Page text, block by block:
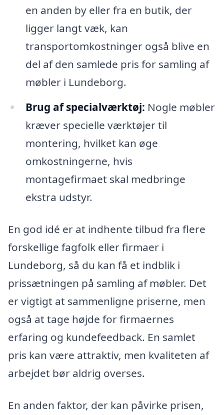
en anden by eller fra en butik, der
ligger langt væk, kan
transportomkostninger også blive en
del af den samlede pris for samling af
møbler i Lundeborg.
Brug af specialværktøj: Nogle møbler
kræver specielle værktøjer til
montering, hvilket kan øge
omkostningerne, hvis
montagefirmaet skal medbringe
ekstra udstyr.
En god idé er at indhente tilbud fra flere
forskellige fagfolk eller firmaer i
Lundeborg, så du kan få et indblik i
prissætningen på samling af møbler. Det
er vigtigt at sammenligne priserne, men
også at tage højde for firmaernes
erfaring og kundefeedback. En samlet
pris kan være attraktiv, men kvaliteten af
arbejdet bør aldrig overses.
En anden faktor, der kan påvirke prisen,